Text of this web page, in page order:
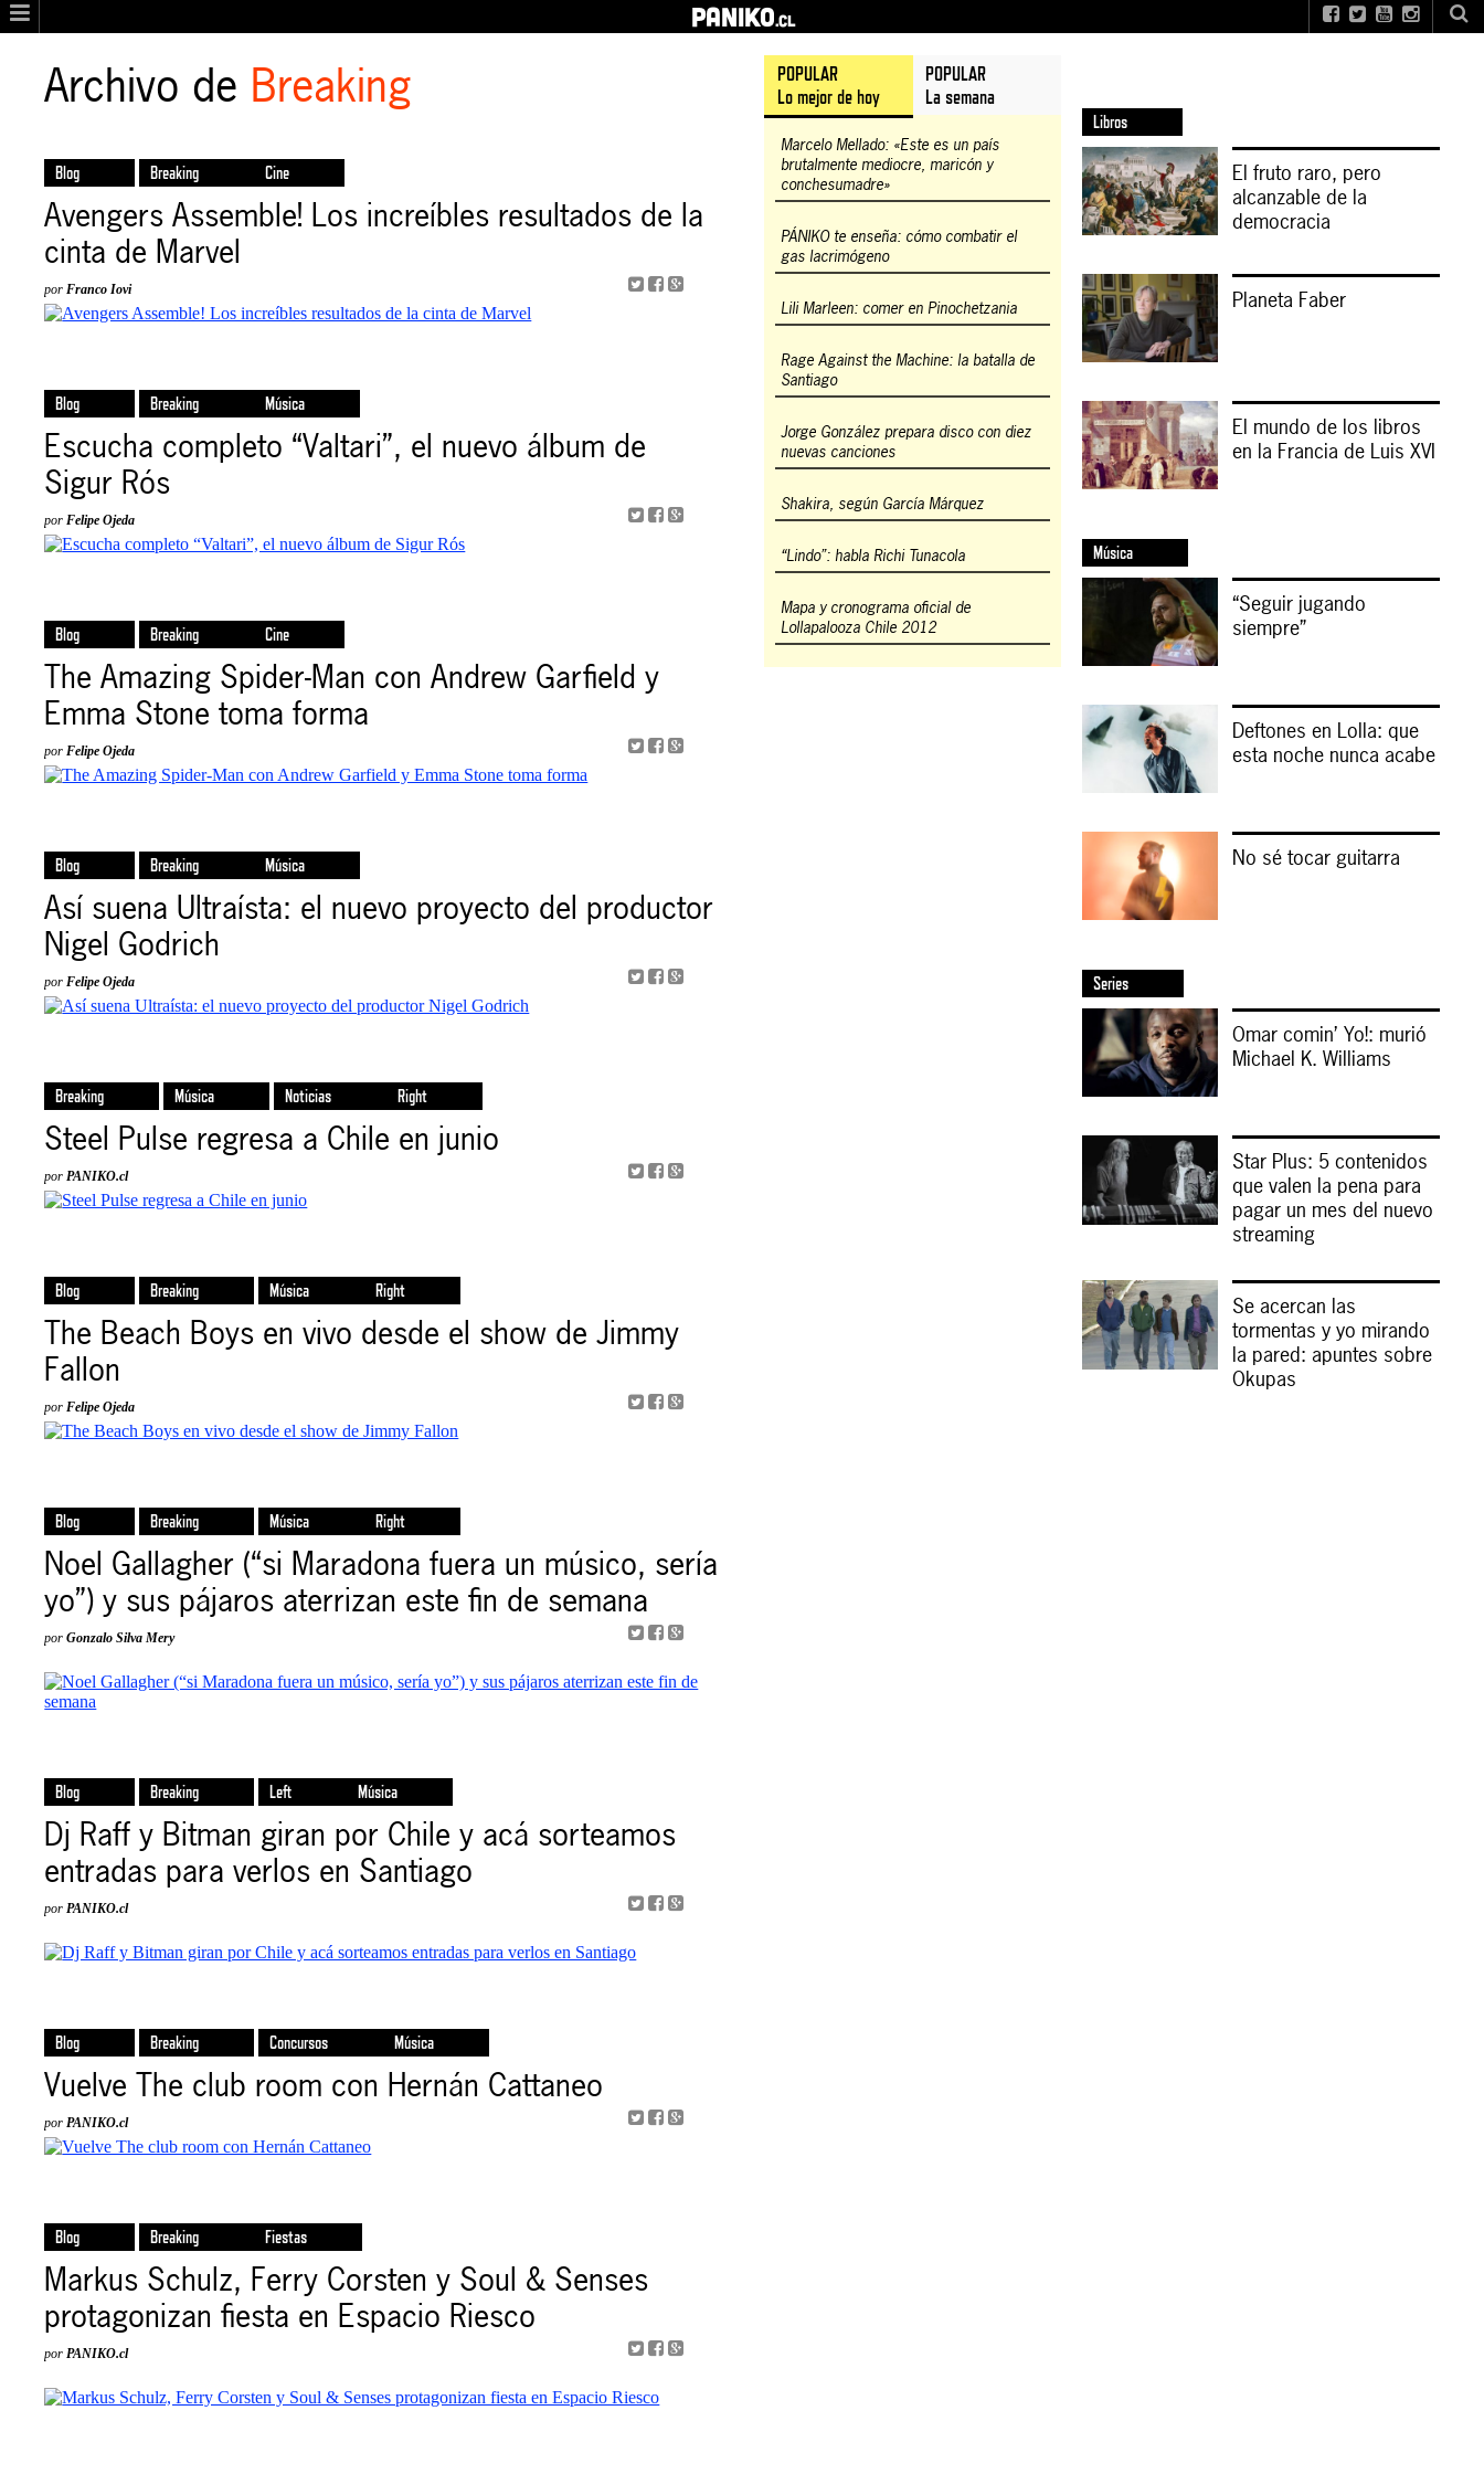
PANIKO.cl
Archivo de Breaking
Blog Breaking Cine
Avengers Assemble! Los increíbles resultados de la
cinta de Marvel
porFranco Iovi
Blog Breaking Música
Escucha completo “Valtari”, el nuevo álbum de
Sigur Rós
porFelipe Ojeda
Blog Breaking Cine
The Amazing Spider-Man con Andrew Garfield y
Emma Stone toma forma
porFelipe Ojeda
Blog Breaking Música
Así suena Ultraísta: el nuevo proyecto del productor
Nigel Godrich
porFelipe Ojeda
Breaking Música Noticias Right
Steel Pulse regresa a Chile en junio
porPANIKO.cl
Blog Breaking Música Right
The Beach Boys en vivo desde el show de Jimmy
Fallon
porFelipe Ojeda
Blog Breaking Música Right
Noel Gallagher (“si Maradona fuera un músico, sería
yo”) y sus pájaros aterrizan este fin de semana
porGonzalo Silva Mery
Blog Breaking Left Música
Dj Raff y Bitman giran por Chile y acá sorteamos
entradas para verlos en Santiago
porPANIKO.cl
Blog Breaking Concursos Música
Vuelve The club room con Hernán Cattaneo
porPANIKO.cl
Blog Breaking Fiestas
Markus Schulz, Ferry Corsten y Soul & Senses
protagonizan fiesta en Espacio Riesco
porPANIKO.cl
POPULAR
Lo mejor de hoy
POPULAR
La semana
Marcelo Mellado: «Este es un país
brutalmente mediocre, maricón y
conchesumadre»
PÁNIKO te enseña: cómo combatir el
gas lacrimógeno
Lili Marleen: comer en Pinochetzania
Rage Against the Machine: la batalla de
Santiago
Jorge González prepara disco con diez
nuevas canciones
Shakira, según García Márquez
“Lindo”: habla Richi Tunacola
Mapa y cronograma oficial de
Lollapalooza Chile 2012
Libros
El fruto raro, pero
alcanzable de la
democracia
Planeta Faber
El mundo de los libros
en la Francia de Luis XVI
Música
“Seguir jugando
siempre”
Deftones en Lolla: que
esta noche nunca acabe
No sé tocar guitarra
Series
Omar comin’ Yo!: murió
Michael K. Williams
Star Plus: 5 contenidos
que valen la pena para
pagar un mes del nuevo
streaming
Se acercan las
tormentas y yo mirando
la pared: apuntes sobre
Okupas